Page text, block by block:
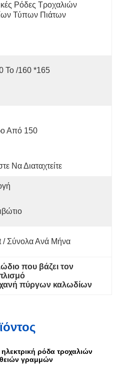
Ρόδες Τροχαλιών
Τύπων Πιάτων
Το /160 *165
Από 150
Να Διαταχτείτε
/ Σύνολα Ανά Μήνα
που βάζει τον
πύργων καλωδίων
ρόδα τροχαλιών
γραμμών